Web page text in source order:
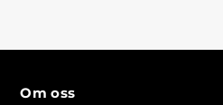
Om oss